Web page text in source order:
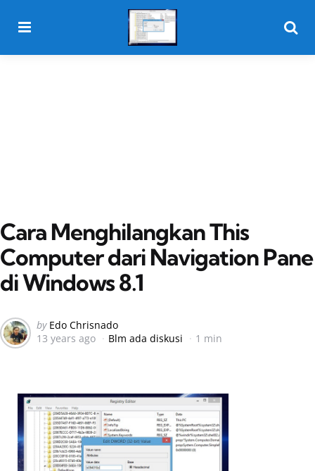
Cara Menghilangkan This
Computer dari Navigation Pane
di Windows 8.1
Posted
by
by Edo Chrisnado
13 years ago
Blm ada diskusi 1 min